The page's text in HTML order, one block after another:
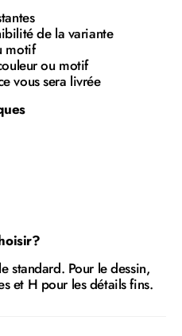
de la variante
motif
ou motif
vous sera livrée
standard. Pour le dessin,
et H pour les détails fins.